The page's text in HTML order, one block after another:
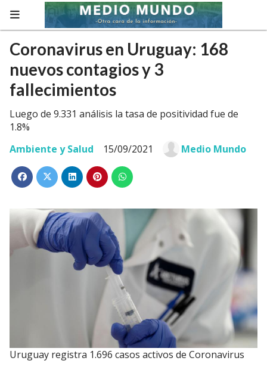
Coronavirus en Uruguay: 168
nuevos contagios y 3
fallecimientos
Luego de 9.331 análisis la tasa de positividad fue de
1.8%
Ambiente y Salud
15/09/2021 Medio Mundo
Uruguay registra 1.696 casos activos de Coronavirus